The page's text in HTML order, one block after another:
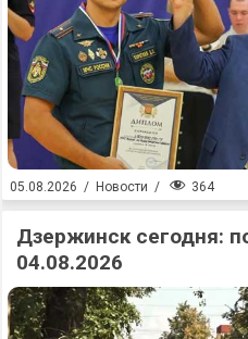
05.08.2026 / Новости / 364
Дзержинск сегодня:
04.08.2026